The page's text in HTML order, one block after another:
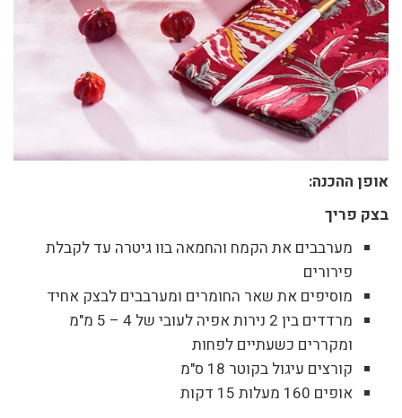
אופן ההכנה:
בצק פריך
מערבבים את הקמח והחמאה בוו גיטרה עד לקבלת
פירורים
מוסיפים את שאר החומרים ומערבבים לבצק אחיד
מרדדים בין 2 נירות אפיה לעובי של 4 – 5 מ"מ
ומקררים כשעתיים לפחות
קורצים עיגול בקוטר 18 ס"מ
אופים 160 מעלות 15 דקות